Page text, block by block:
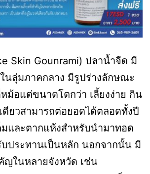
Skin Gounrami) ปลาน้ำจืด มี
นลุ่มภาคกลาง มีรูปร่างลักษณะ
ม้อแต่ขนาดโตกว่า เลี้ยงง่าย กิน
ดียวสามารถต่อยอดได้ตลอดทั้งปี
และตากแห้งสำหรับนำมาทอด
บประทานเป็นหลัก นอกจากนั้น มี
ญในหลายจังหวัด เช่น